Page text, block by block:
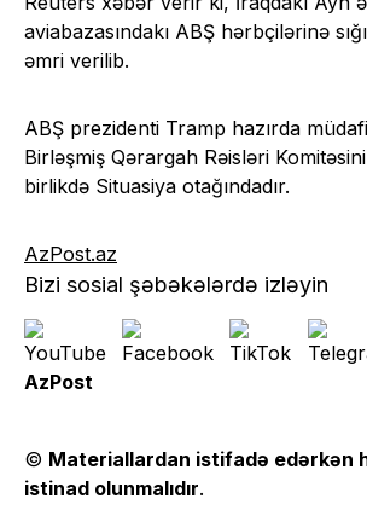
aviabazasındakı ABŞ hərbçilərinə
əmri verilib.
ABŞ prezidenti Tramp hazırda
Birləşmiş Qərargah Rəisləri
birlikdə Situasiya otağındadır.
AzPost.az
Bizi sosial şəbəkələrdə izləyin
AzPost
© Materiallardan istifadə edərkən
istinad olunmalıdır.